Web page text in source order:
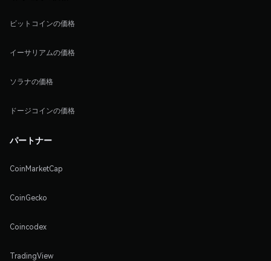
ビットコインの価格
イーサリアムの価格
ソラナの価格
ドージコインの価格
パートナー
CoinMarketCap
CoinGecko
Coincodex
TradingView